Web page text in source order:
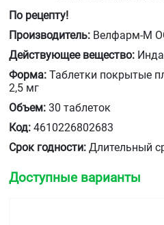
По рецепту!
Производитель: Велфарм-М
Действующее вещество:
Форма: Таблетки покрытые
2,5 мг
Объем: 30 таблеток
Код: 4610226802683
Срок годности: Длительный
Доступные варианты